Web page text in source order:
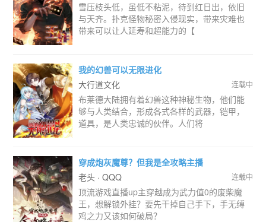
雪压枝头低，虽低不粘泥，待到红日出，依旧
与天齐。扑克怪物秘密入侵现实，带来灾难也
带来可以让人延寿和超能力的【
我的幻兽可以无限进化
大行道文化
连载中
布莱德大陆拥有着幻兽这种神秘生物，他们能
够与人类结合，形成各式各样的武器，铠甲，
道具，是人类忠诚的伙伴。人们将
穿成炮灰魔尊？但我是全攻略主播
老头 · QQQ
连载中
顶流游戏直播up主穿越成为武力值0的废柴魔
王，想解锁外挂？要先干掉自己手下，手无缚
鸡之力又该如何破局？